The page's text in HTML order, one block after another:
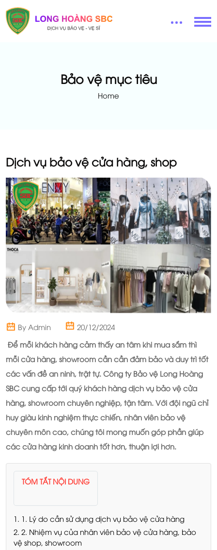
Bảo vệ mục tiêu
Home
Dịch vụ bảo vệ cửa hàng, shop
By Admin
20/12/2024
Để mỗi khách hàng cảm thấy an tâm khi mua sắm thì
mỗi cửa hàng, showroom cần cần đảm bảo và duy trì tốt
các vấn đề an ninh, trật tự. Công ty Bảo vệ Long Hoàng
SBC cung cấp tới quý khách hàng dịch vụ bảo vệ cửa
hàng, showroom chuyên nghiệp, tận tâm. Với đội ngũ chỉ
huy giàu kinh nghiệm thực chiến, nhân viên bảo vệ
chuyên môn cao, chúng tôi mong muốn góp phần giúp
các cửa hàng kinh doanh tốt hơn, thuận lợi hơn.
TÓM TẮT NỘI DUNG
1. 1. Lý do cần sử dụng dịch vụ bảo vệ cửa hàng
2. 2. Nhiệm vụ của nhân viên bảo vệ cửa hàng, bảo
vệ shop, showroom